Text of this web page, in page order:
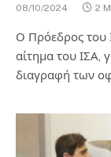
08/10/2024 2
Ο Πρόεδρος του
αίτημα του ΙΣΑ,
διαγραφή των